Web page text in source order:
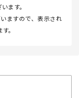
ます。
ますので、表示され
。